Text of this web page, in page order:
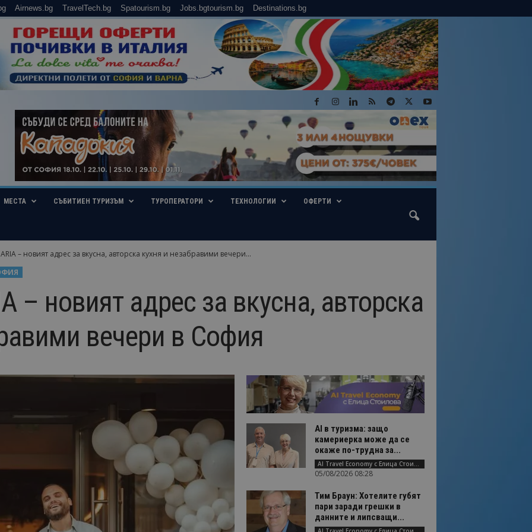
Airnews.bg TravelTech.bg Spatourism.bg Jobs.bgtourism.bg Destinations.bg
МЕСТА СЪБИТИЕН ТУРИЗЪМ ТУРОПЕРАТОРИ ТЕХНОЛОГИИ ОФЕРТИ
– новият адрес за вкусна, авторска кухня и незабравими вечери...
– новият адрес за вкусна, авторска
вечери в София
AI в туризма: защо
камериерка може да се
окаже по-трудна за...
AI Travel Economy с Елица Стоилова
05/08/2026 08:28
Тим Браун: Хотелите губят
пари заради грешки в
данните и липсващи...